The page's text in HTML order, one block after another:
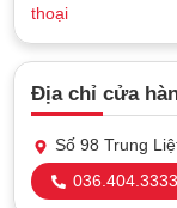
thoại
Địa chỉ cửa
Số 98 Trung
036.404.3333